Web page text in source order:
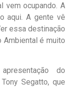
vem ocupando. A
aqui. A gente vê
essa destinação
Ambiental é muito
do
Segatto, que